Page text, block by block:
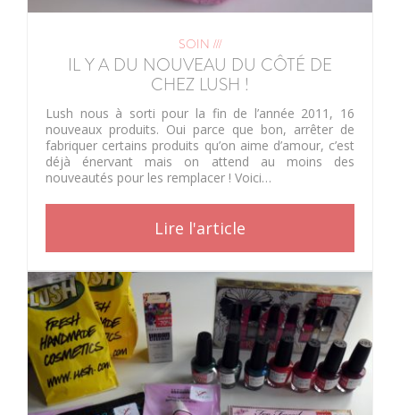
SOIN ///
IL Y A DU NOUVEAU DU CÔTÉ DE
CHEZ LUSH !
Lush nous à sorti pour la fin de l’année 2011, 16
nouveaux produits. Oui parce que bon, arrêter de
fabriquer certains produits qu’on aime d’amour, c’est
déjà énervant mais on attend au moins des
nouveautés pour les remplacer ! Voici…
Lire l'article